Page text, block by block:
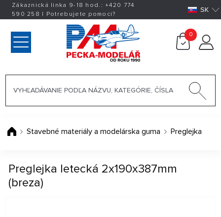
Zákaznická linka 9-18 hod.:+420 774
590 258 | Potrebujete pomoci? SK
0
Stavebné materiály a modelárska guma Preglejka
Preglejka letecká 2x190x387mm
(breza)